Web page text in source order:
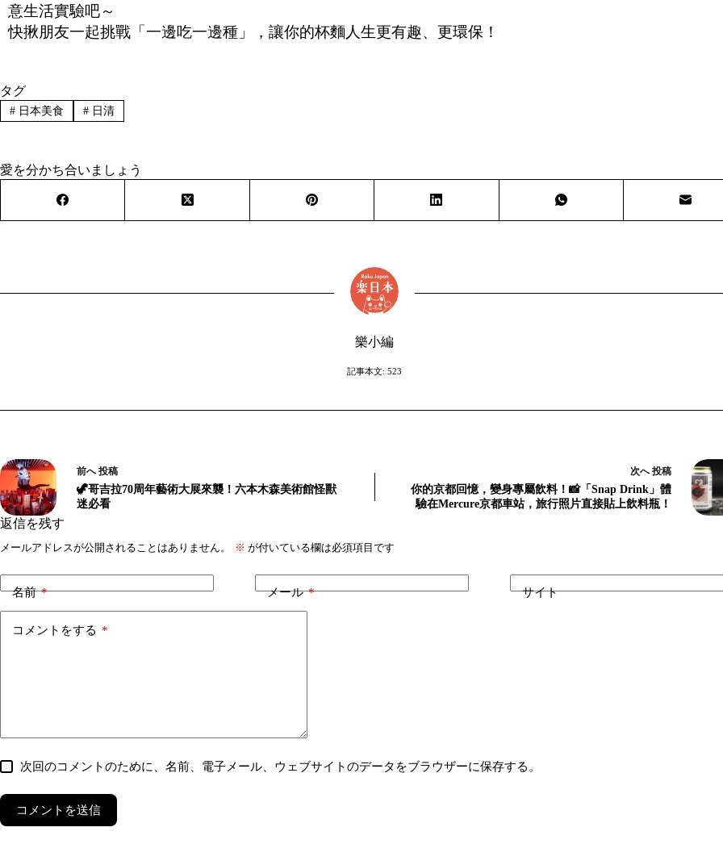
意生活實驗吧～
快揪朋友一起挑戰「一邊吃一邊種」，讓你的杯麵人生更有趣、更環保！
タグ
#日本美食 #日清
愛を分かち合いましょう
樂小編
記事本文: 523
前へ投稿
🦖哥吉拉70周年藝術大展來襲！六本木森美術館怪獸
迷必看
次へ投稿
你的京都回憶，變身專屬飲料！📸「Snap Drink」體
驗在Mercure京都車站，旅行照片直接貼上飲料瓶！
返信を残す
メールアドレスが公開されることはありません。 ※ が付いている欄は必須項目です
名前* メール* サイト
コメントをする *
次回のコメントのために、名前、電子メール、ウェブサイトのデータをブラウザーに保存する。
コメントを送信